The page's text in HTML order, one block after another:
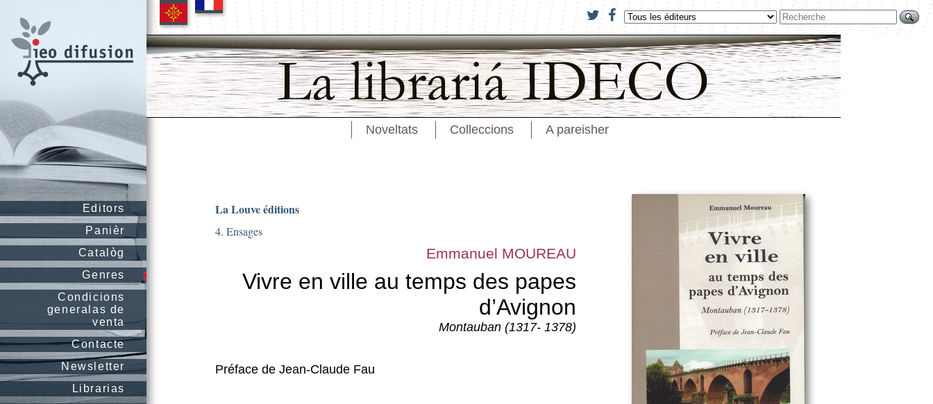
Editors
Panièr
Catalòg
Genres
Condicions
generalas de
venta
Contacte
Newsletter
Librarias
Noveltats Colleccions A pareisher
La Louve éditions
4. Ensages
Emmanuel MOUREAU
Vivre en ville au temps des papes
d’Avignon
Montauban (1317- 1378)
Préface de Jean-Claude Fau